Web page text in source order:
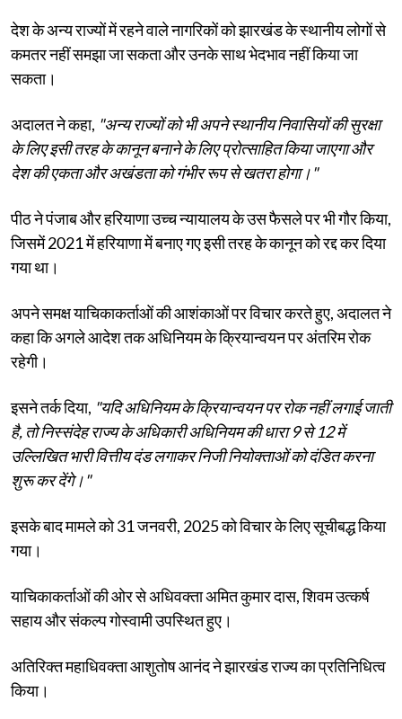
देश के अन्य राज्यों में रहने वाले नागरिकों को झारखंड के स्थानीय लोगों से
कमतर नहीं समझा जा सकता और उनके साथ भेदभाव नहीं किया जा
सकता।
अदालत ने कहा, "अन्य राज्यों को भी अपने स्थानीय निवासियों की सुरक्षा
के लिए इसी तरह के कानून बनाने के लिए प्रोत्साहित किया जाएगा और
देश की एकता और अखंडता को गंभीर रूप से खतरा होगा।"
पीठ ने पंजाब और हरियाणा उच्च न्यायालय के उस फैसले पर भी गौर किया,
जिसमें 2021 में हरियाणा में बनाए गए इसी तरह के कानून को रद्द कर दिया
गया था।
अपने समक्ष याचिकाकर्ताओं की आशंकाओं पर विचार करते हुए, अदालत ने
कहा कि अगले आदेश तक अधिनियम के क्रियान्वयन पर अंतरिम रोक
रहेगी।
इसने तर्क दिया, "यदि अधिनियम के क्रियान्वयन पर रोक नहीं लगाई जाती
है, तो निस्संदेह राज्य के अधिकारी अधिनियम की धारा 9 से 12 में
उल्लिखित भारी वित्तीय दंड लगाकर निजी नियोक्ताओं को दंडित करना
शुरू कर देंगे।"
इसके बाद मामले को 31 जनवरी, 2025 को विचार के लिए सूचीबद्ध किया
गया।
याचिकाकर्ताओं की ओर से अधिवक्ता अमित कुमार दास, शिवम उत्कर्ष
सहाय और संकल्प गोस्वामी उपस्थित हुए।
अतिरिक्त महाधिवक्ता आशुतोष आनंद ने झारखंड राज्य का प्रतिनिधित्व
किया।